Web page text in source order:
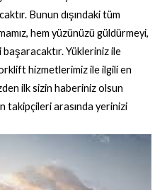
Bunun dışındaki tüm
hem yüzünüzü güldürmeyi,
Yükleriniz ile
hizmetlerimiz ile ilgili en
ilk sizin haberiniz olsun
takipçileri arasında yerinizi